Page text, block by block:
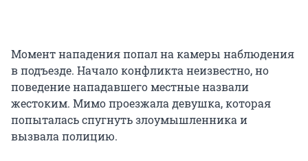
Момент нападения попал на камеры наблюдения
в подъезде. Начало конфликта неизвестно, но
поведение нападавшего местные назвали
жестоким. Мимо проезжала девушка, которая
попыталась спугнуть злоумышленника и
вызвала полицию.